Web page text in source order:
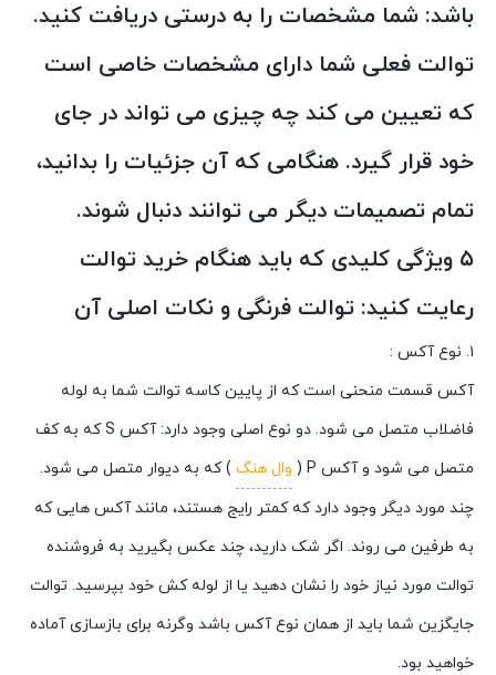
باشد: شما مشخصات را به درستی دریافت کنید.
توالت فعلی شما دارای مشخصات خاصی است
که تعیین می کند چه چیزی می تواند در جای
خود قرار گیرد. هنگامی که آن جزئیات را بدانید،
تمام تصمیمات دیگر می توانند دنبال شوند.
۵ ویژگی کلیدی که باید هنگام خرید توالت
رعایت کنید: توالت فرنگی و نکات اصلی آن
۱. نوع آکس :
آکس قسمت منحنی است که از پایین کاسه توالت شما به لوله
فاضلاب متصل می شود. دو نوع اصلی وجود دارد: آکس S که به کف
متصل می شود و آکس P (
وال هنگ ) که به دیوار متصل می شود.
چند مورد دیگر وجود دارد که کمتر رایج هستند، مانند آکس هایی که
به طرفین می روند. اگر شک دارید، چند عکس بگیرید به فروشنده
توالت مورد نیاز خود را نشان دهید یا از لوله کش خود بپرسید. توالت
جایگزین شما باید از همان نوع آکس باشد وگرنه برای بازسازی آماده
خواهید بود.